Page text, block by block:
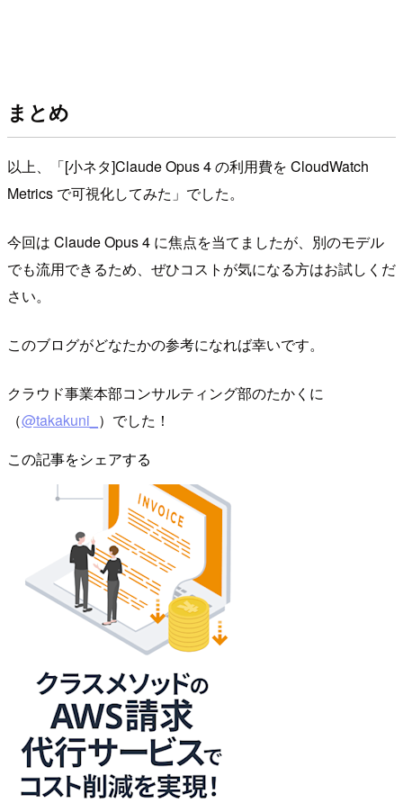
まとめ
以上、「[小ネタ]Claude Opus 4 の利用費を CloudWatch
Metrics で可視化してみた」でした。
今回は Claude Opus 4 に焦点を当てましたが、別のモデル
でも流用できるため、ぜひコストが気になる方はお試しくだ
さい。
このブログがどなたかの参考になれば幸いです。
クラウド事業本部コンサルティング部のたかくに
（@takakuni_ ）でした！
この記事をシェアする